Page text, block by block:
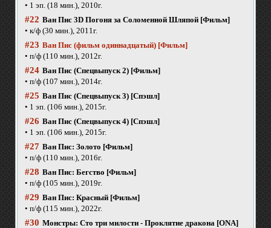
• 1 эп. (18 мин.), 2010г.
#22 Ван Пис 3D Погоня за Соломенной Шляпой [Фильм]
• к/ф (30 мин.), 2011г.
#23 Ван Пис (фильм одиннадцатый) [Фильм]
• п/ф (110 мин.), 2012г.
#24 Ван Пис (Спецвыпуск 2) [Фильм]
• п/ф (107 мин.), 2014г.
#25 Ван Пис (Спецвыпуск 3) [Спэшл]
• 1 эп. (106 мин.), 2015г.
#26 Ван Пис (Спецвыпуск 4) [Спэшл]
• 1 эп. (106 мин.), 2015г.
#27 Ван Пис: Золото [Фильм]
• п/ф (110 мин.), 2016г.
#28 Ван Пис: Бегство [Фильм]
• п/ф (105 мин.), 2019г.
#29 Ван Пис: Красный [Фильм]
• п/ф (115 мин.), 2022г.
#30 Монстры: Сто три милости - Проклятие дракона [ONA]